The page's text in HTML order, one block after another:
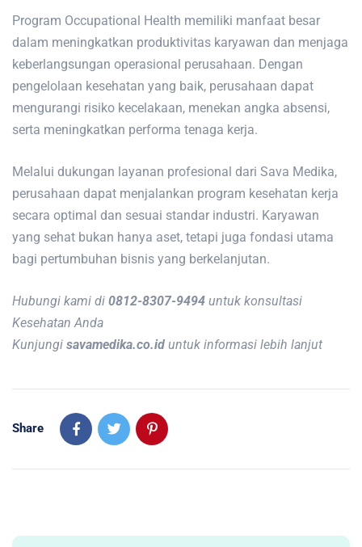
Program Occupational Health memiliki manfaat besar
dalam meningkatkan produktivitas karyawan dan menjaga
keberlangsungan operasional perusahaan. Dengan
pengelolaan kesehatan yang baik, perusahaan dapat
mengurangi risiko kecelakaan, menekan angka absensi,
serta meningkatkan performa tenaga kerja.
Melalui dukungan layanan profesional dari Sava Medika,
perusahaan dapat menjalankan program kesehatan kerja
secara optimal dan sesuai standar industri. Karyawan
yang sehat bukan hanya aset, tetapi juga fondasi utama
bagi pertumbuhan bisnis yang berkelanjutan.
Hubungi kami di 0812-8307-9494 untuk konsultasi
Kesehatan Anda
Kunjungi savamedika.co.id untuk informasi lebih lanjut
Share